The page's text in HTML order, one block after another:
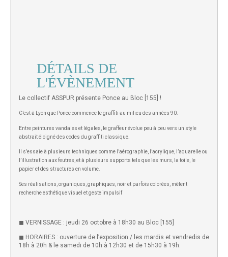
DÉTAILS DE
L'ÉVÈNEMENT
Le collectif ASSPUR présente Ponce au Bloc [155] !
C’est à Lyon que Ponce commence le graffiti au milieu des années 90.
Entre peintures vandales et légales, le graffeurévolue peu à peu vers un style
abstrait éloignédes codes du graffiti classique.
Il s’essaie à plusieurs techniques comme l’aérographie, l’acrylique, l’aquarelle ou
l’illustration aux feutres, et à plusieurs supports tels que les murs, la toile,
le
papier et des structures en volume.
Ses réalisations, organiques, graphiques, noiret parfois colorées, mêlent
rechercheesthétique visuel et geste impulsif
◼︎ VERNISSAGE : jeudi 26 octobre à 18h30 au Bloc [155]
◼︎ HORAIRES : ouverture de l’exposition / les mardis et vendredis de
18h à 20h & le samedi de 10h à 12h30 et de 15h30 à 19h.